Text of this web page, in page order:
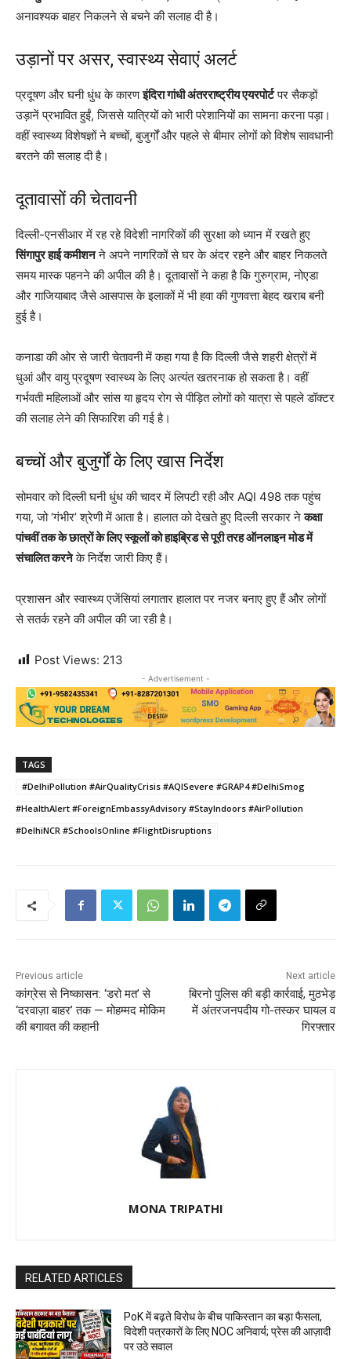
अनावश्यक बाहर निकलने से बचने की सलाह दी है।
उड़ानों पर असर, स्वास्थ्य सेवाएं अलर्ट
प्रदूषण और घनी धुंध के कारणइंदिरा गांधी अंतरराष्ट्रीय एयरपोर्टपर सैकड़ों
उड़ानें प्रभावित हुईं, जिससे यात्रियों को भारी परेशानियों का सामना करना पड़ा।
वहीं स्वास्थ्य विशेषज्ञों ने बच्चों, बुजुर्गों और पहले से बीमार लोगों को विशेष सावधानी
बरतने की सलाह दी है।
दूतावासों की चेतावनी
दिल्ली-एनसीआर में रह रहे विदेशी नागरिकों की सुरक्षा को ध्यान में रखते हुए
सिंगापुर हाई कमीशनने अपने नागरिकों से घर के अंदर रहने और बाहर निकलते
समय मास्क पहनने की अपील की है। दूतावासों ने कहा है कि गुरुग्राम, नोएडा
और गाजियाबाद जैसे आसपास के इलाकों में भी हवा की गुणवत्ता बेहद खराब बनी
हुई है।
कनाडा की ओर से जारी चेतावनी में कहा गया है कि दिल्ली जैसे शहरी क्षेत्रों में
धुआं और वायु प्रदूषण स्वास्थ्य के लिए अत्यंत खतरनाक हो सकता है। वहीं
गर्भवती महिलाओं और सांस या हृदय रोग से पीड़ित लोगों को यात्रा से पहले डॉक्टर
की सलाह लेने की सिफारिश की गई है।
बच्चों और बुजुर्गों के लिए खास निर्देश
सोमवार को दिल्ली घनी धुंध की चादर में लिपटी रही और AQI 498 तक पहुंच
गया, जो ‘गंभीर’ श्रेणी में आता है। हालात को देखते हुए दिल्ली सरकार नेकक्षा
पांचवीं तक के छात्रों के लिए स्कूलों को हाइब्रिड से पूरी तरह ऑनलाइन मोड में
संचालित करनेके निर्देश जारी किए हैं।
प्रशासन और स्वास्थ्य एजेंसियां लगातार हालात पर नजर बनाए हुए हैं और लोगों
से सतर्क रहने की अपील की जा रही है।
Post Views: 213
- Advertisement -
TAGS
#DelhiPollution #AirQualityCrisis #AQISevere #GRAP4 #DelhiSmog
#HealthAlert #ForeignEmbassyAdvisory #StayIndoors #AirPollution
#DelhiNCR #SchoolsOnline #FlightDisruptions
Previous article
कांग्रेस से निष्कासन: ‘डरो मत’ से
‘दरवाज़ा बाहर’ तक — मोहम्मद मोकिम
की बगावत की कहानी
Next article
बिरनो पुलिस की बड़ी कार्रवाई, मुठभेड़
में अंतरजनपदीय गो-तस्कर घायल व
गिरफ्तार
MONA TRIPATHI
RELATED ARTICLES
PoK में बढ़ते विरोध के बीच पाकिस्तान का बड़ा फैसला,
विदेशी पत्रकारों के लिए NOC अनिवार्य; प्रेस की आज़ादी
पर उठे सवाल